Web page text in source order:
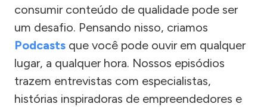
consumir conteúdo de qualidade pode ser
um desafio. Pensando nisso, criamos
Podcasts que você pode ouvir em qualquer
lugar, a qualquer hora. Nossos episódios
trazem entrevistas com especialistas,
histórias inspiradoras de empreendedores e